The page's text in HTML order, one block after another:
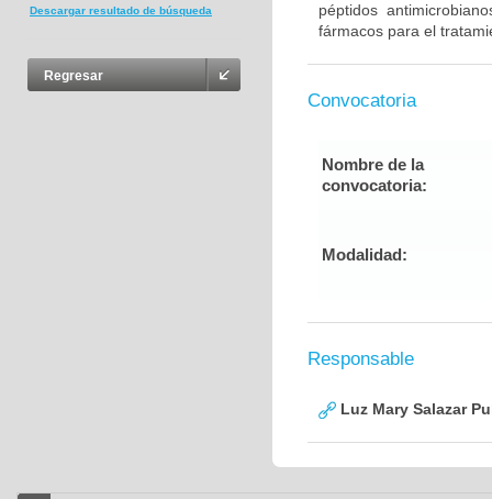
Descargar resultado de búsqueda
Regresar
péptidos
fármacos para el
Convocatoria
Nombre de la
convocatoria:
Modalidad:
Responsable
Luz Mary Salazar